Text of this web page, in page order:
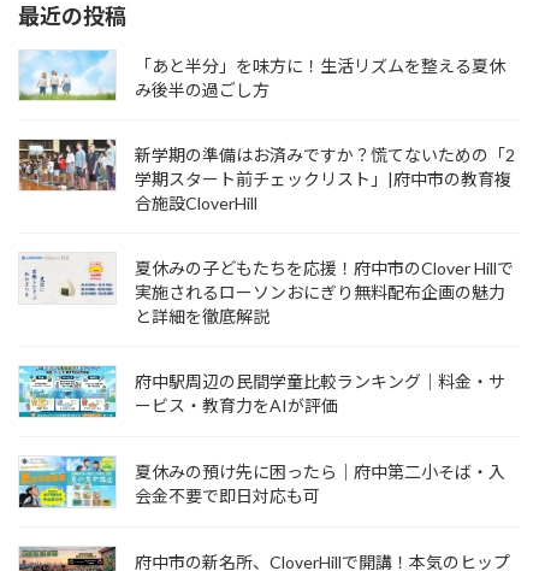
最近の投稿
「あと半分」を味方に！生活リズムを整える夏休
み後半の過ごし方
新学期の準備はお済みですか？慌てないための「2
学期スタート前チェックリスト」|府中市の教育複
合施設CloverHill
夏休みの子どもたちを応援！府中市のClover Hillで
実施されるローソンおにぎり無料配布企画の魅力
と詳細を徹底解説
府中駅周辺の民間学童比較ランキング｜料金・サ
ービス・教育力をAIが評価
夏休みの預け先に困ったら｜府中第二小そば・入
会金不要で即日対応も可
府中市の新名所、CloverHillで開講！本気のヒップ